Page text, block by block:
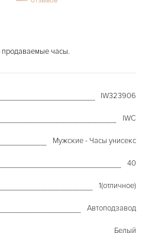
продаваемые часы.
IW323906
IWC
Мужские - Часы унисекс
40
1(отличное)
Автоподзавод
Белый